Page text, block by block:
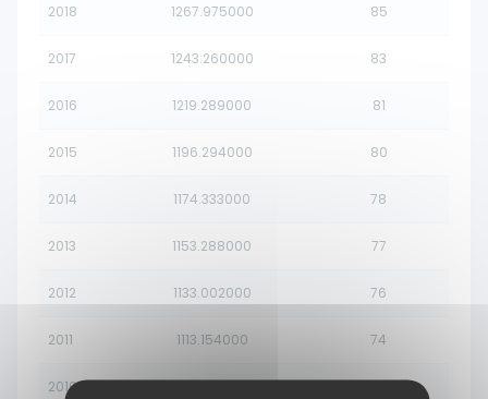
2018 1267.975000 85
2017 1243.260000 83
2016 1219.289000 81
2015 1196.294000 80
2014 1174.333000 78
2013 1153.288000 77
2012 1133.002000 76
2011 1113.154000 74
2010 1093.517000 73